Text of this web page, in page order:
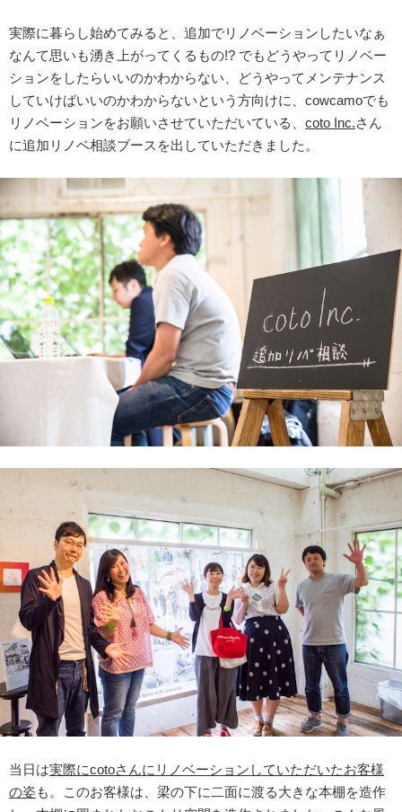
実際に暮らし始めてみると、追加でリノベーションしたいなぁ
なんて思いも湧き上がってくるもの!? でもどうやってリノベー
ションをしたらいいのかわからない、どうやってメンテナンス
していけばいいのかわからないという方向けに、cowcamoでも
リノベーションをお願いさせていただいている、 coto Inc.さん
に追加リノベ相談ブースを出していただきました。
当日は実際にcotoさんにリノベーションしていただいたお客様
の姿も。このお客様は、梁の下に二面に渡る大きな本棚を造作